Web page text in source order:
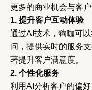
更多的商业机会与客户
1. 提升客户互动体验
通过AI技术，狗咖可
问，提供实时的服务
著提升客户满意度。
2. 个性化服务
利用AI分析客户的偏